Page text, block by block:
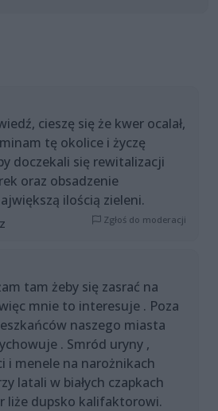
cieszę się że kwer ocalał,
tę okolice i życzę
doczekali się rewitalizacji
oraz obsadzenie
ilością zieleni.
Zgłoś do moderacji
tam żeby się zasrać na
mnie to interesuje . Poza
naszego miasta
. Smród uryny ,
i menele na narożnikach
latali w białych czapkach
liże dupsko kalifaktorowi.